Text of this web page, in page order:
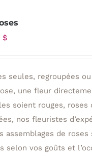
$
seules, regroupées ou
une fleur
soient rouges, roses
nos fleuristes
assemblages de roses
selon vos goûts et